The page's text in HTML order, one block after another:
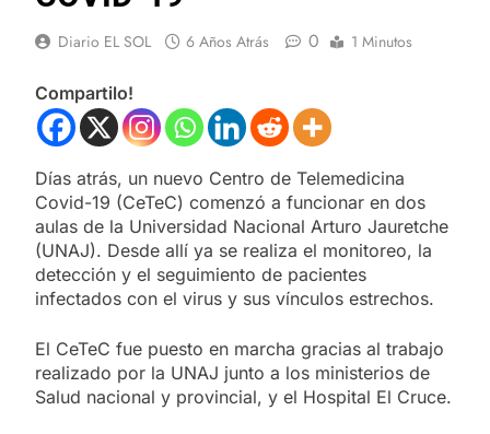
Diario EL SOL 6 Años Atrás 0 1 Minutos
Compartilo!
Días atrás, un nuevo Centro de Telemedicina
Covid-19 (CeTeC) comenzó a funcionar en dos
aulas de la Universidad Nacional Arturo Jauretche
(UNAJ). Desde allí ya se realiza el monitoreo, la
detección y el seguimiento de pacientes
infectados con el virus y sus vínculos estrechos.
El CeTeC fue puesto en marcha gracias al trabajo
realizado por la UNAJ junto a los ministerios de
Salud nacional y provincial, y el Hospital El Cruce.